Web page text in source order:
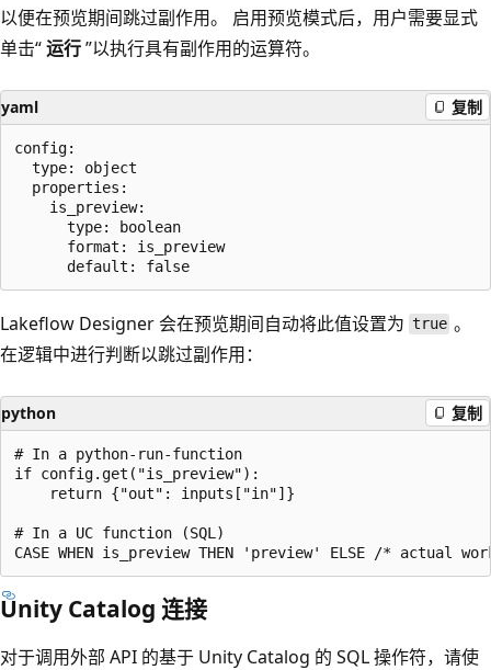
以便在预览期间跳过副作用。 启用预览模式后，用户需要显式
单击“运行”以执行具有副作用的运算符。
yaml 复制
config:
  type: object
  properties:
    is_preview:
      type: boolean
      format: is_preview
Lakeflow Designer 会在预览期间自动将此值设置为 true 。
在逻辑中进行判断以跳过副作用：
python 复制
# In a python-run-function
if config.get("is_preview"):
    return {"out": inputs["in"]}
# In a UC function (SQL)
Unity Catalog 连接
对于调用外部 API 的基于 Unity Catalog 的 SQL 操作符，请使